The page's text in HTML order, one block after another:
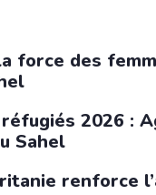
force des
2026 :
Sahel
renforce